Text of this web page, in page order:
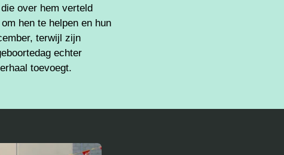
over hem verteld
hen te helpen en hun
terwijl zijn
echter
toevoegt.